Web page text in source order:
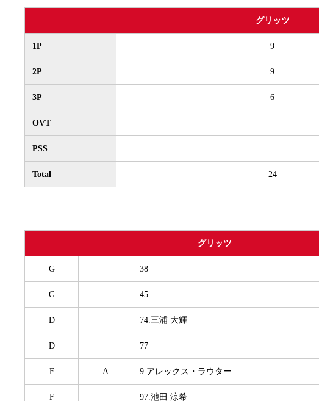
グリッツ
1P 9
2P 9
3P 6
OVT
PSS
Total 24
グリッツ
G 38
G 45
D 74.三浦 大輝
D 77
F A 9.アレックス・ラウター
F 97.池田 涼希